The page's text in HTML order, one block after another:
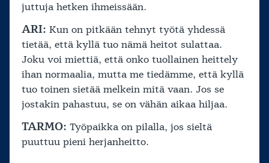
juttuja hetken ihmeissään.
ARI: Kun on pitkään tehnyt työtä yhdessä
tietää, että kyllä tuo nämä heitot sulattaa.
Joku voi miettiä, että onko tuollainen heittely
ihan normaalia, mutta me tiedämme, että kyllä
tuo toinen sietää melkein mitä vaan. Jos se
jostakin pahastuu, se on vähän aikaa hiljaa.
TARMO: Työpaikka on pilalla, jos sieltä
puuttuu pieni herjanheitto.